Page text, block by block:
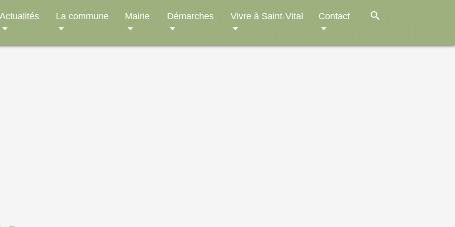
Actualités La commune Mairie Démarches Vivre à Saint-Vital Contact search